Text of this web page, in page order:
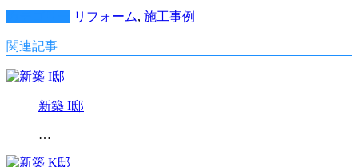
リフォーム, 施工事例
関連記事
新築 I邸
…